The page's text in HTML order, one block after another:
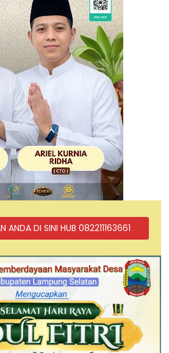
ANDA DI SINI HUB 082211163661